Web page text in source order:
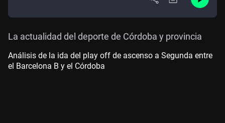
La actualidad del deporte de Córdoba y provincia
Análisis de la ida del play off de ascenso a Segunda entre
el Barcelona B y el Córdoba